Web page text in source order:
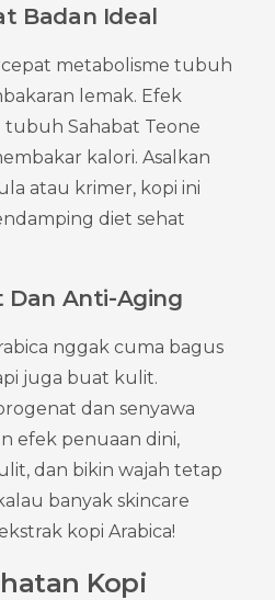
Badan Ideal
metabolisme tubuh
lemak. Efek
Sahabat Teone
kalori. Asalkan
atau krimer, kopi ini
diet sehat
Dan Anti-Aging
nggak cuma bagus
juga buat kulit.
dan senyawa
efek penuaan dini,
dan bikin wajah tetap
banyak skincare
kopi Arabica!
Kopi